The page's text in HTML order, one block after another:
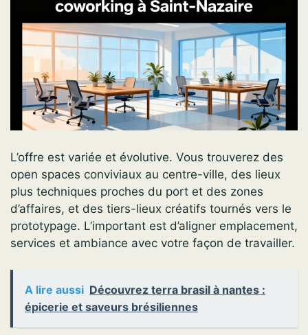
L’offre est variée et évolutive. Vous trouverez des
open spaces conviviaux au centre-ville, des lieux
plus techniques proches du port et des zones
d’affaires, et des tiers-lieux créatifs tournés vers le
prototypage. L’important est d’aligner emplacement,
services et ambiance avec votre façon de travailler.
A lire aussi Découvrez terra brasil à nantes :
épicerie et saveurs brésiliennes